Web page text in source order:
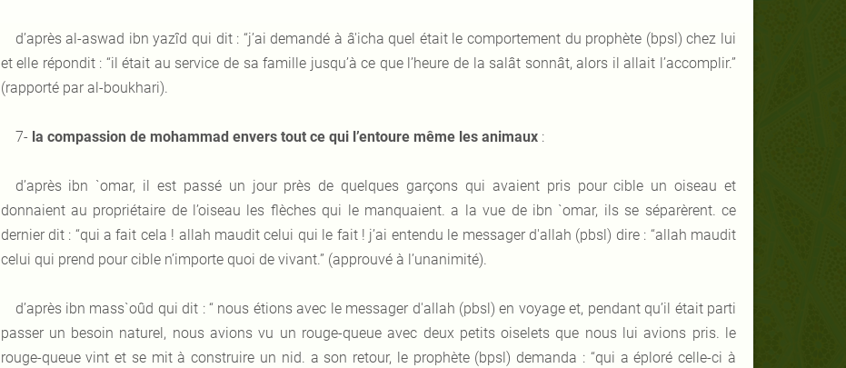
d’après al-aswad ibn yazîd qui dit : “j’ai demandé à â'icha quel était le comportement du prophète (bpsl) chez lui
et elle répondit : “il était au service de sa famille jusqu’à ce que l’heure de la salât sonnât, alors il allait l’accomplir.”
(rapporté par al-boukhari).
7- la compassion de mohammad envers tout ce qui l’entoure même les animaux:
d’après ibn `omar, il est passé un jour près de quelques garçons qui avaient pris pour cible un oiseau et
donnaient au propriétaire de l’oiseau les flèches qui le manquaient. a la vue de ibn `omar, ils se séparèrent. ce
dernier dit : “qui a fait cela ! allah maudit celui qui le fait ! j’ai entendu le messager d'allah (pbsl) dire : “allah maudit
celui qui prend pour cible n’importe quoi de vivant.” (approuvé à l’unanimité).
d’après ibn mass`oûd qui dit : “ nous étions avec le messager d'allah (pbsl) en voyage et, pendant qu’il était parti
passer un besoin naturel, nous avions vu un rouge-queue avec deux petits oiselets que nous lui avions pris. le
rouge-queue vint et se mit à construire un nid. a son retour, le prophète (bpsl) demanda : “qui a éploré celle-ci à